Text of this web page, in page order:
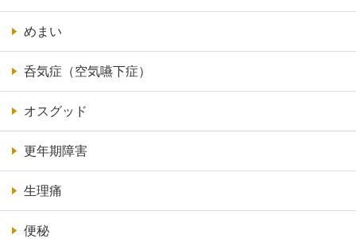
めまい
呑気症（空気嚥下症）
オスグッド
更年期障害
生理痛
便秘